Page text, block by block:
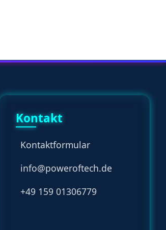
Kontakt
Kontaktformular
info@poweroftech.de
+49 159 01306779